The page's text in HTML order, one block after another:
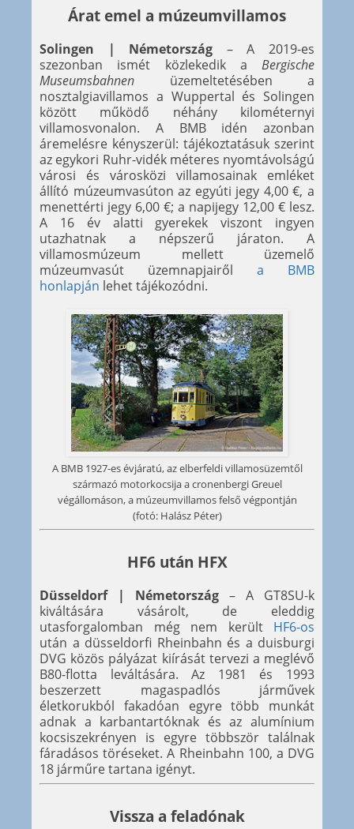
Árat emel a múzeumvillamos
Solingen | Németország – A 2019-es
szezonban ismét közlekedik a Bergische
Museumsbahnen üzemeltetésében a
nosztalgiavillamos a Wuppertal és Solingen
között működő néhány kilométernyi
villamosvonalon. A BMB idén azonban
áremelésre kényszerül: tájékoztatásuk szerint
az egykori Ruhr-vidék méteres nyomtávolságú
városi és városközi villamosainak emléket
állító múzeumvasúton az egyúti jegy 4,00 €, a
menettérti jegy 6,00 €; a napijegy 12,00 € lesz.
A 16 év alatti gyerekek viszont ingyen
utazhatnak a népszerű járaton. A
villamosmúzeum mellett üzemelő
múzeumvasút üzemnapjairől a BMB
honlapján lehet tájékozódni.
A BMB 1927-es évjáratú, az elberfeldi villamosüzemtől
származó motorkocsija a cronenbergi Greuel
végállomáson, a múzeumvillamos felső végpontján
(fotó: Halász Péter)
HF6 után HFX
Düsseldorf | Németország – A GT8SU-k
kiváltására vásárolt, de eleddig
utasforgalomban még nem került HF6-os
után a düsseldorfi Rheinbahn és a duisburgi
DVG közös pályázat kiírását tervezi a meglévő
B80-flotta leváltására. Az 1981 és 1993
beszerzett magaspadlós járművek
életkorukból fakadóan egyre több munkát
adnak a karbantartóknak és az alumínium
kocsiszekrényen is egyre többször találnak
fáradásos töréseket. A Rheinbahn 100, a DVG
18 járműre tartana igényt.
Vissza a feladónak